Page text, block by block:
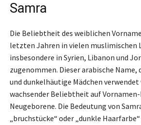
Samra
Die Beliebtheit des weiblichen
letzten Jahren in vielen muslimischen
insbesondere in Syrien, Libanon und
zugenommen. Dieser arabische
und dunkelhäutige Mädchen
wachsender Beliebtheit auf
Neugeborene. Die Bedeutung von
„bruchstücke“ oder „dunkle